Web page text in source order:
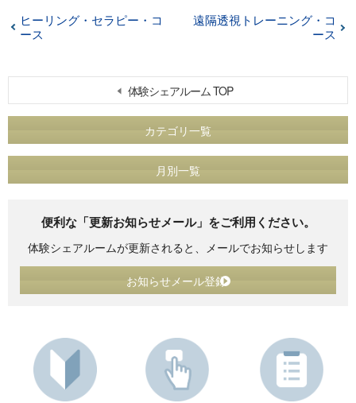
体験シェアルーム TOP
カテゴリ一覧
月別一覧
便利な「更新お知らせメール」をご利用ください。
体験シェアルームが更新されると、メールでお知らせします
お知らせメール登録
ヒーリング・セラピー・コ
ース
遠隔透視トレーニング・コ
ース